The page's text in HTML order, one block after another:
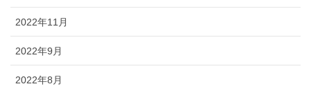
2022年11月
2022年9月
2022年8月